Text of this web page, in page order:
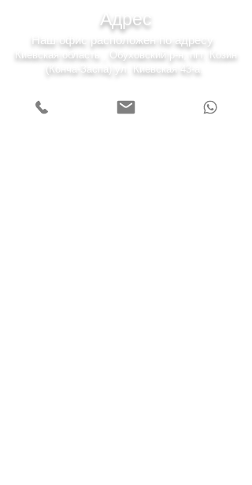
Адрес
Наш офис расположен по адресу
Киевская область , Обуховский р-н, пгт. Козин
(Конча-Заспа) ул. Киевская 43-а.